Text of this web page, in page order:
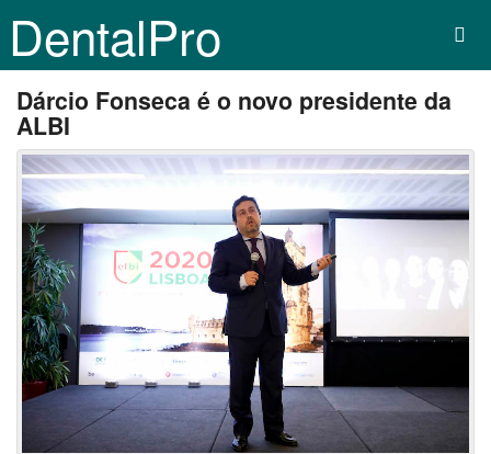
DentalPro
Dárcio Fonseca é o novo presidente da
ALBI